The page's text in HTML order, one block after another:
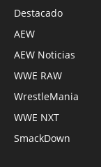
Destacado
AEW
AEW Noticias
WWE RAW
WrestleMania
WWE NXT
SmackDown